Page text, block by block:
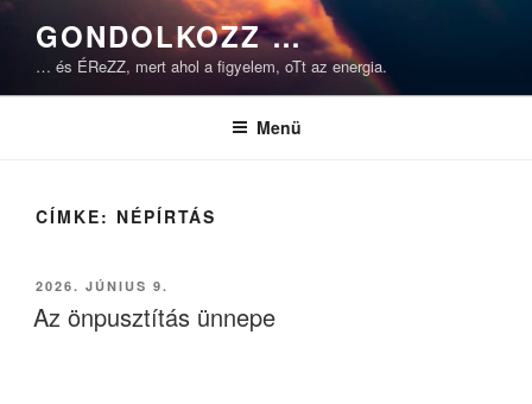
Tartalomhoz
GONDOLKOZZ …
… és ÉReZZ, mert ahol a figyelem, oTt az energia.
Menü
CÍMKE: NÉPÍRTÁS
BEKÜLDVE:
2026. JÚNIUS 9.
Az önpusztítás ünnepe